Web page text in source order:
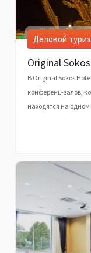
Деловой
Original
В Original Sokos
конференц-залов,
находятся на одном